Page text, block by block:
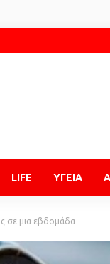
LIFE ΥΓΕΙΑ
σε μια εβδομάδα